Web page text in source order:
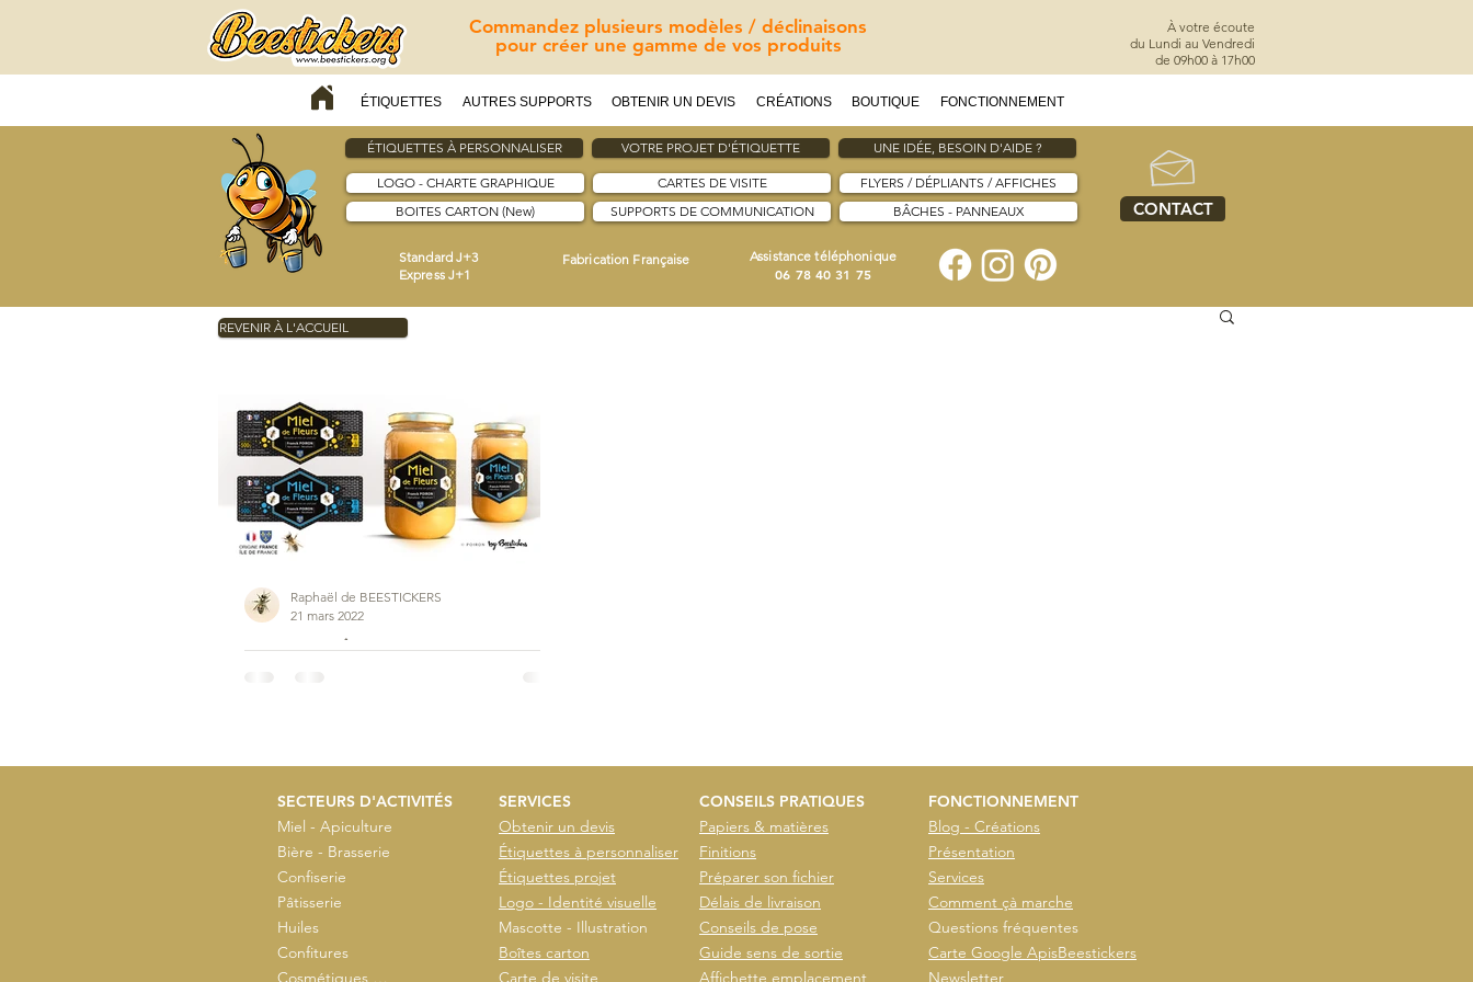
Commandez plusieurs modèles / déclinaisons
pour créer une gamme de vos produits
ÉTIQUETTES AUTRES SUPPORTS OBTENIR UN DEVIS CRÉATIONS BOUTIQUE FONCTIONNEMENT
À votre écoute
du Lundi au Vendredi
de 09h00 à 17h00
ÉTIQUETTES À PERSONNALISER VOTRE PROJET D'ÉTIQUETTE UNE IDÉE, BESOIN D'AIDE ?
LOGO - CHARTE GRAPHIQUE
BOITES CARTON (New)
CARTES DE VISITE
SUPPORTS DE COMMUNICATION
FLYERS / DÉPLIANTS / AFFICHES
BÂCHES - PANNEAUX
Standard J+3
Express J+1
Fabrication Française Assistance téléphonique
06 78 40 31 75
CONTACT
Franck POIRON (Île de France)
Raphaël de BEESTICKERS
21 mars 2022
REVENIR À L'ACCUEIL
SECTEURS D'ACTIVITÉS
Miel - Apiculture
Bière - Brasserie
Confiserie
Pâtisserie
Huiles
Confitures
Cosmétiques …
SERVICES
Obtenir un devis
Étiquettes à personnaliser
Étiquettes projet
Logo - Identité visuelle
Mascotte - Illustration
Boîtes carton
Carte de visite
CONSEILS PRATIQUES
Papiers & matières
Finitions
Préparer son fichier
Délais de livraison
Conseils de pose
Guide sens de sortie
Affichette emplacement
FONCTIONNEMENT
Blog - Créations
Présentation
Services
Comment çà marche
Questions fréquentes
Carte Google ApisBeestickers
Newsletter